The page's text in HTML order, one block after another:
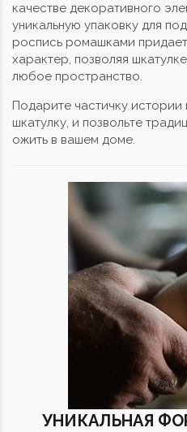
качестве декоративного
уникальную упаковку для
роспись ромашками
характер, позволяя
любое пространство.
Подарите частичку
шкатулку, и позвольте
ожить в вашем доме.
УНИКАЛЬНАЯ